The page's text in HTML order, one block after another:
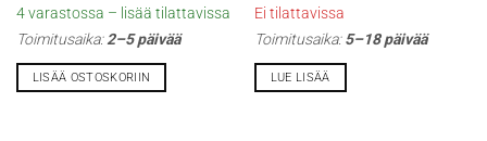
4 varastossa – lisää tilattavissa
Toimitusaika:2–5 päivää
LISÄÄ OSTOSKORIIN
Ei tilattavissa
Toimitusaika:5–18 päivää
LUE LISÄÄ